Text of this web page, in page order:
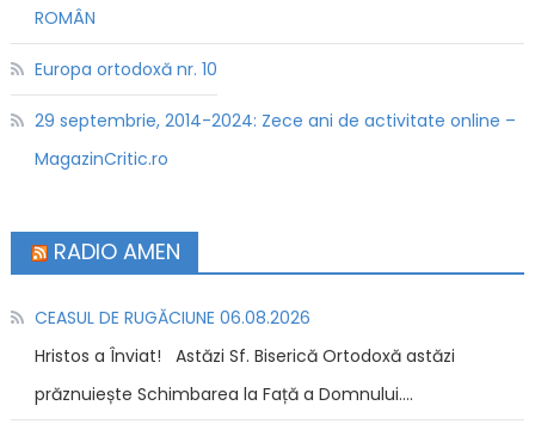
ROMÂN
Europa ortodoxă nr. 10
29 septembrie, 2014-2024: Zece ani de activitate online –
MagazinCritic.ro
RADIO AMEN
CEASUL DE RUGĂCIUNE 06.08.2026
Hristos a Înviat! Astăzi Sf. Biserică Ortodoxă astăzi
prăznuiește Schimbarea la Față a Domnului....